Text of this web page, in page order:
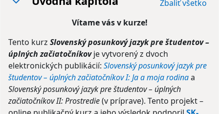
Zbaliť
Zbaliť všetko
Vítame vás v kurze!
Tento kurz Slovenský posunkový jazyk pre študentov –
úplných začiatočníkovje vytvorený z dvoch
elektronických publikácií: Slovenský posunkový jazyk pre
študentov – úplných začiatočníkov I: Ja a moja rodinaa
Slovenský posunkový jazyk pre študentov – úplných
začiatočníkov II: Prostredie(v príprave). Tento projekt –